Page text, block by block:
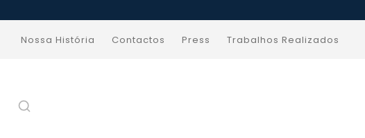
Nossa História Contactos Press Trabalhos Realizados